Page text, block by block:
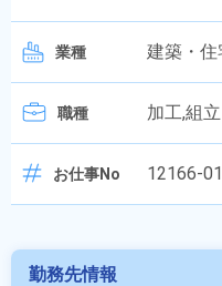
業種 建築・
職種 加工,組
お仕事No 12166-01
勤務先情報